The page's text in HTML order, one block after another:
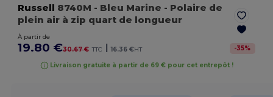
Russell 8740M - Bleu Marine - Polaire de
plein air à zip quart de longueur
À partir de
19.80 €30.67 € TTC | 16.36 €HT -35%
Livraison gratuite à partir de 69 € pour cet entrepôt !